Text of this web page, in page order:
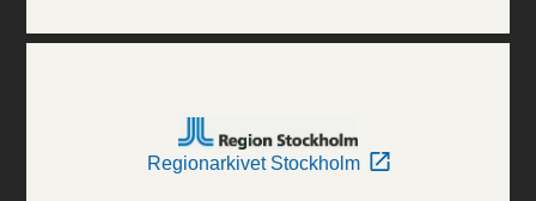
Regionarkivet Stockholm